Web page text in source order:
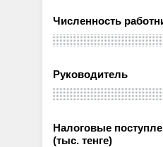
Численность
Руководитель
Налоговые
(тыс. тенге)